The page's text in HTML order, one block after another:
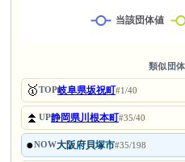
類似団
🥇TOP岐阜県坂祝町#1/40
⏫UP静岡県川根本町#35/40
●NOW大阪府貝塚市#35/198